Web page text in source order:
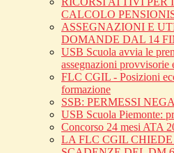
CALCOLO
ASSEGNAZIONI E
DOMANDE DAL 14
USB Scuola avvia le
assegnazioni provvisorie
FLC CGIL - Posizioni
formazione
SSB: PERMESSI
USB Scuola Piemonte:
Concorso 24 mesi ATA
LA FLC CGIL